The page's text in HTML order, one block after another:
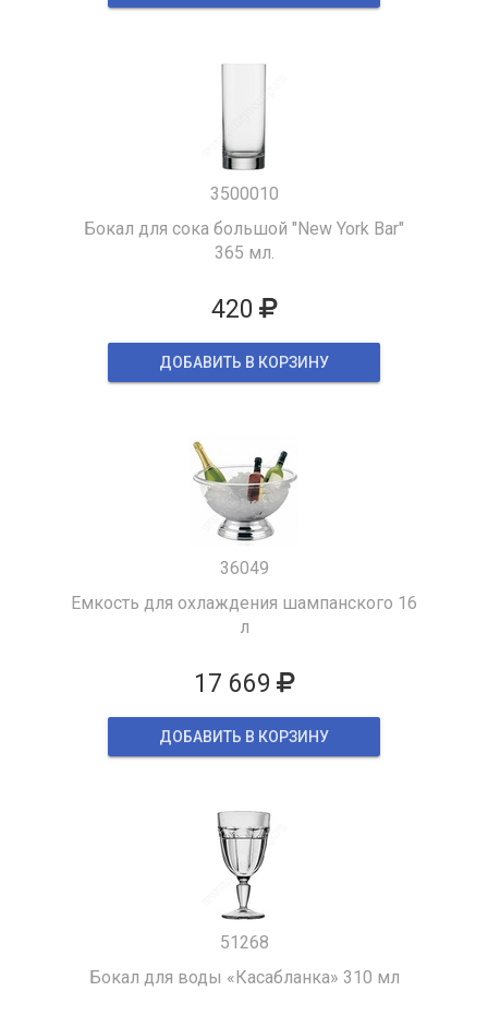
3500010
Бокал для сока большой "New York Bar"
365 мл.
420
ДОБАВИТЬ В КОРЗИНУ
36049
Емкость для охлаждения шампанского 16
л
17 669
ДОБАВИТЬ В КОРЗИНУ
51268
Бокал для воды «Касабланка» 310 мл